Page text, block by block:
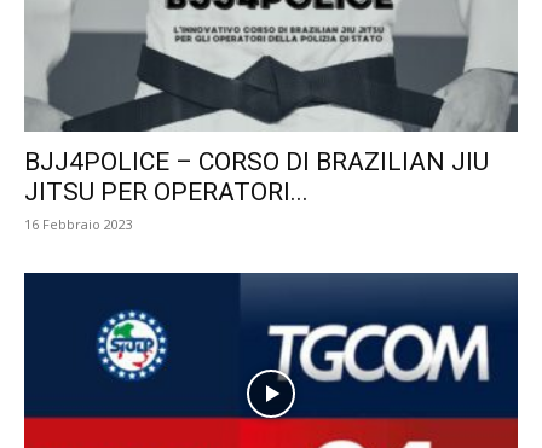
BJJ4POLICE – CORSO DI BRAZILIAN JIU
JITSU PER OPERATORI...
16 Febbraio 2023